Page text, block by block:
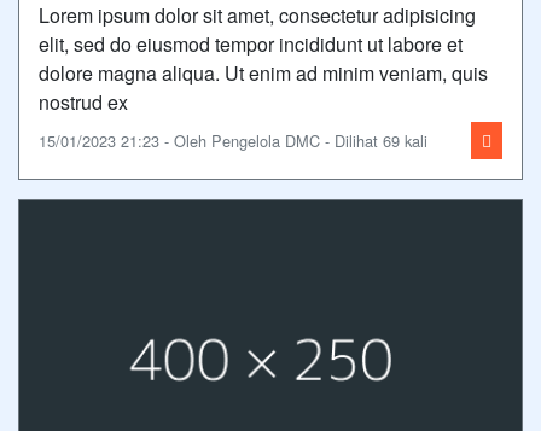
Lorem ipsum dolor sit amet, consectetur adipisicing
elit, sed do eiusmod tempor incididunt ut labore et
dolore magna aliqua. Ut enim ad minim veniam, quis
nostrud ex
15/01/2023 21:23 - Oleh Pengelola DMC - Dilihat 69 kali